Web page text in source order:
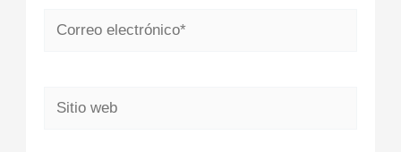
Correo
Sitio